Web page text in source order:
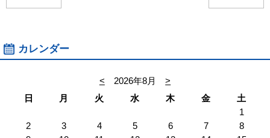
カレンダー
< 2026年8月
>
日
月 火 水 木 金
土
1
2
3 4 5 6 7
8